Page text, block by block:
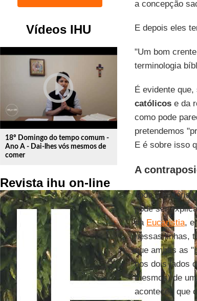
Vídeos IHU
play_circle_outline
18º Domingo do tempo comum -
Ano A - Dai-lhes vós mesmos de
comer
Revista ihu on-line
a concepção
E depois eles
"Um bom
terminologia
É evidente
católicose da
como pode
pretendemos
E é sobre isso
A
Toda a história
pode ser
da Eucaristia,
nessas linhas,
que ambas as
nos dois lados
mesmos) de
aconteceu que